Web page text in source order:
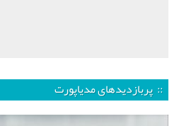
:: پربازدیدهای مدیاپورت